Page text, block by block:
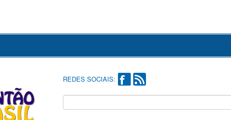
REDES SOCIAIS: